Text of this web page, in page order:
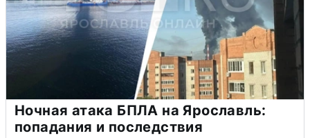
Ночная атака БПЛА на Ярославль:
попадания и последствия